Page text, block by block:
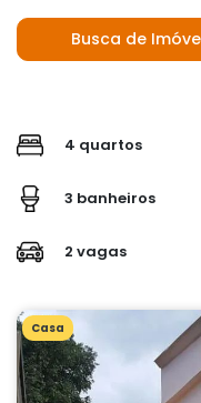
Busca de
4 quartos
3 banheiros
2 vagas
Casa